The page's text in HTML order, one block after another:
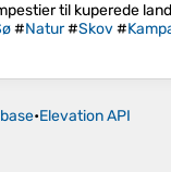
til kuperede
#Natur#Skov#
•Elevation API